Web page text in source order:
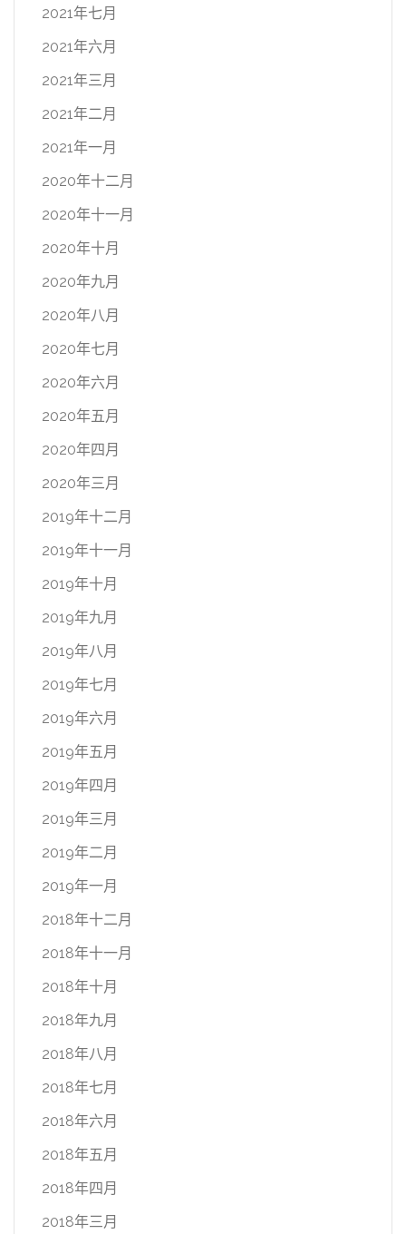
2021年七月
2021年六月
2021年三月
2021年二月
2021年一月
2020年十二月
2020年十一月
2020年十月
2020年九月
2020年八月
2020年七月
2020年六月
2020年五月
2020年四月
2020年三月
2019年十二月
2019年十一月
2019年十月
2019年九月
2019年八月
2019年七月
2019年六月
2019年五月
2019年四月
2019年三月
2019年二月
2019年一月
2018年十二月
2018年十一月
2018年十月
2018年九月
2018年八月
2018年七月
2018年六月
2018年五月
2018年四月
2018年三月